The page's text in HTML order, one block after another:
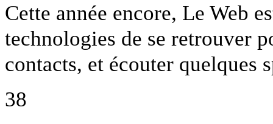
Cette année encore, Le Web
technologies de se retrouver
contacts, et écouter quelques
38